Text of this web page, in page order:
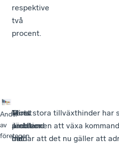
respektive
två
procent.
Andel
av
företagen
Minst
problem
med
Värst
är
det
–
Jämtland
har
Trots stora tillväxthinder har
ambitionen att växa
menar att det nu gäller att